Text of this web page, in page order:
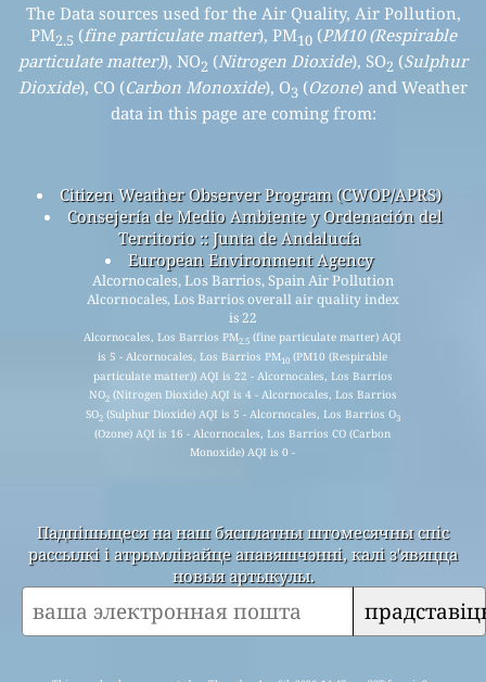
The Data sources used for the Air Quality, Air Pollution,
PM2.5 (fine particulate matter), PM10(PM10 (Respirable
particulate matter)), NO2 (Nitrogen Dioxide), SO2 (Sulphur
Dioxide), CO (Carbon Monoxide), O3 (Ozone) and Weather
data in this page are coming from:
Citizen Weather Observer Program (CWOP/APRS)
Consejería de Medio Ambiente y Ordenación del
Territorio :: Junta de Andalucía
European Environment Agency
Alcornocales, Los Barrios, Spain Air Pollution
Alcornocales, Los Barrios overall air quality index
is 22
Alcornocales, Los Barrios PM2.5 (fine particulate matter) AQI
is 5 - Alcornocales, Los Barrios PM10 (PM10 (Respirable
particulate matter)) AQI is 22 - Alcornocales, Los Barrios
NO2(Nitrogen Dioxide) AQI is 4 - Alcornocales, Los Barrios
SO2(Sulphur Dioxide) AQI is 5 - Alcornocales, Los Barrios O3
(Ozone) AQI is 16 - Alcornocales, Los Barrios CO (Carbon
Monoxide) AQI is 0 -
Падпішыцеся на наш бясплатны штомесячны спіс
рассылкі і атрымлівайце апавяшчэнні, калі з'явяцца
новыя артыкулы.